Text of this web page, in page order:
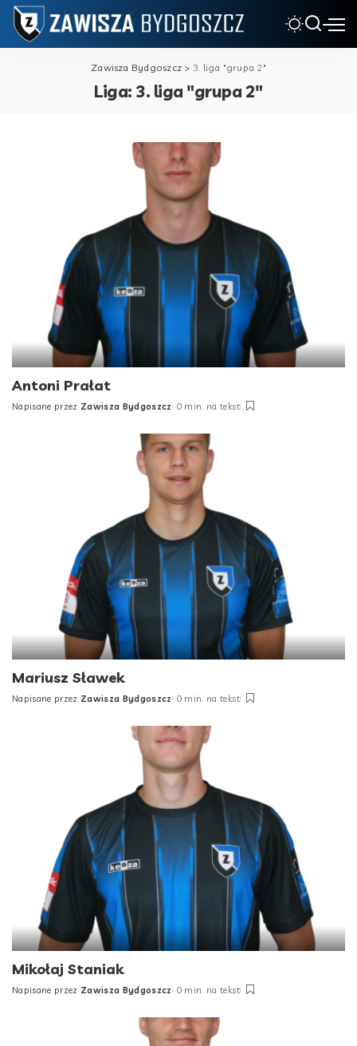
Zawisza Bydgoszcz > 3. liga "grupa 2"
Liga: 3. liga "grupa 2"
Antoni Prałat
Posted
Napisane przez Zawisza Bydgoszcz 0 min. na tekst
Mariusz Sławek
Posted
Napisane przez Zawisza Bydgoszcz 0 min. na tekst
Mikołaj Staniak
Posted
Napisane przez Zawisza Bydgoszcz 0 min. na tekst